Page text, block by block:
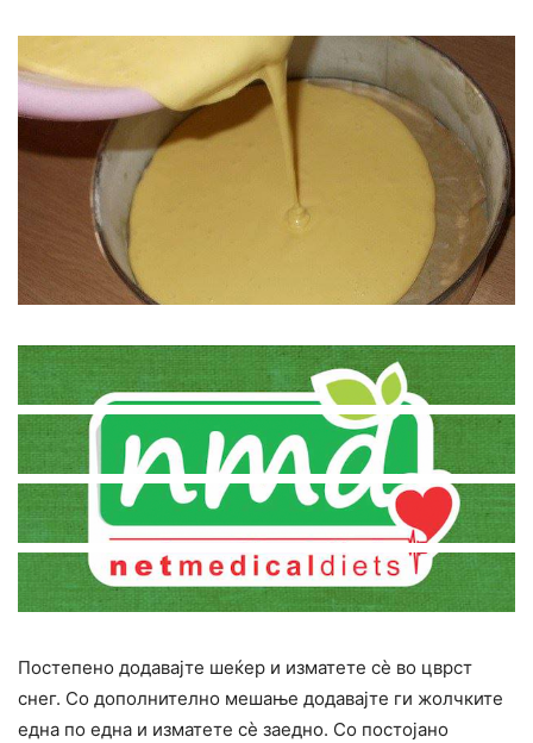
Постепено додавајте шеќер и изматете сè во цврст
снег. Со дополнително мешање додавајте ги жолчките
една по една и изматете сè заедно. Со постојано